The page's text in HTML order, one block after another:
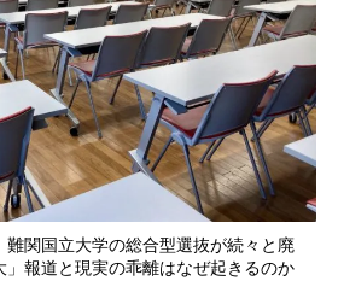
難関国立大学の総合型選抜が続々と廃
報道と現実の乖離はなぜ起きるのか